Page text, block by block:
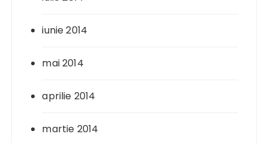
iunie 2014
mai 2014
aprilie 2014
martie 2014